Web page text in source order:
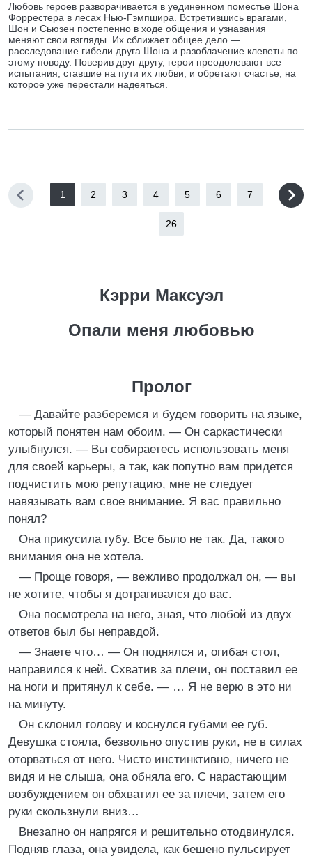
Любовь героев разворачивается в уединенном поместье Шона
Форрестера в лесах Нью-Гэмпшира. Встретившись врагами,
Шон и Сьюзен постепенно в ходе общения и узнавания
меняют свои взгляды. Их сближает общее дело —
расследование гибели друга Шона и разоблачение клеветы по
этому поводу. Поверив друг другу, герои преодолевают все
испытания, ставшие на пути их любви, и обретают счастье, на
которое уже перестали надеяться.
1 2 3 4 5 6 7
26
Кэрри Максуэл
Опали меня любовью
Пролог
— Давайте разберемся и будем говорить на языке,
который понятен нам обоим. — Он саркастически
улыбнулся. — Вы собираетесь использовать меня
для своей карьеры, а так, как попутно вам придется
подчистить мою репутацию, мне не следует
навязывать вам свое внимание. Я вас правильно
понял?
Она прикусила губу. Все было не так. Да, такого
внимания она не хотела.
— Проще говоря, — вежливо продолжал он, — вы
не хотите, чтобы я дотрагивался до вас.
Она посмотрела на него, зная, что любой из двух
ответов был бы неправдой.
— Знаете что… — Он поднялся и, огибая стол,
направился к ней. Схватив за плечи, он поставил ее
на ноги и притянул к себе. — … Я не верю в это ни
на минуту.
Он склонил голову и коснулся губами ее губ.
Девушка стояла, безвольно опустив руки, не в силах
оторваться от него. Чисто инстинктивно, ничего не
видя и не слыша, она обняла его. С нарастающим
возбуждением он обхватил ее за плечи, затем его
руки скользнули вниз…
Внезапно он напрягся и решительно отодвинулся.
Подняв глаза, она увидела, как бешено пульсирует